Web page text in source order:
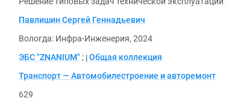
Павлишин Сергей Геннадьевич
Вологда: Инфра-Инженерия, 2024
ЭБС "ZNANIUM" ; Общая коллекция
Транспорт — Автомобилестроение и авторемонт
629